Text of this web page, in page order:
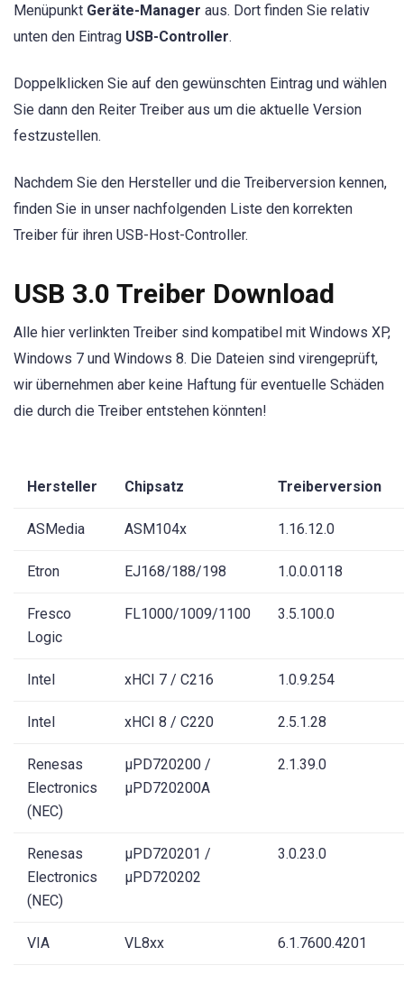
Menüpunkt Geräte-Manager aus. Dort finden Sie relativ
unten den Eintrag USB-Controller.
Doppelklicken Sie auf den gewünschten Eintrag und wählen
Sie dann den Reiter Treiber aus um die aktuelle Version
festzustellen.
Nachdem Sie den Hersteller und die Treiberversion kennen,
finden Sie in unser nachfolgenden Liste den korrekten
Treiber für ihren USB-Host-Controller.
USB 3.0 Treiber Download
Alle hier verlinkten Treiber sind kompatibel mit Windows XP,
Windows 7 und Windows 8. Die Dateien sind virengeprüft,
wir übernehmen aber keine Haftung für eventuelle Schäden
die durch die Treiber entstehen könnten!
Hersteller Chipsatz Treiberversion
ASMedia ASM104x 1.16.12.0
Etron EJ168/188/198 1.0.0.0118
Fresco
Logic
FL1000/1009/1100 3.5.100.0
Intel xHCI 7 / C216 1.0.9.254
Intel xHCI 8 / C220 2.5.1.28
Renesas
Electronics
(NEC)
µPD720200 /
µPD720200A
2.1.39.0
Renesas
Electronics
(NEC)
µPD720201 /
µPD720202
3.0.23.0
VIA VL8xx 6.1.7600.4201